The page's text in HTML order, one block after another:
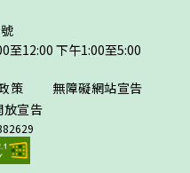
至12:00 下午1:00至5:00
策
無障礙網站宣告
放宣告